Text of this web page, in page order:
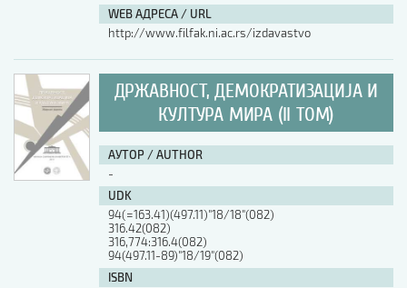
WEB АДРЕСА / URL
http://www.filfak.ni.ac.rs/izdavastvo
ДРЖАВНОСТ, ДЕМОКРАТИЗАЦИЈА И
КУЛТУРА МИРА (II ТОМ)
АУТОР / AUTHOR
-
UDK
94(=163.41)(497.11)"18/18"(082)
316.42(082)
316,774:316.4(082)
94(497.11-89)"18/19"(082)
ISBN